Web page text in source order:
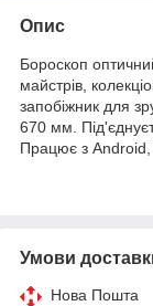
Опис
Бороскоп
майстрів,
запобіжник для
670 мм.
Працює з
Умови
Нова Пошта